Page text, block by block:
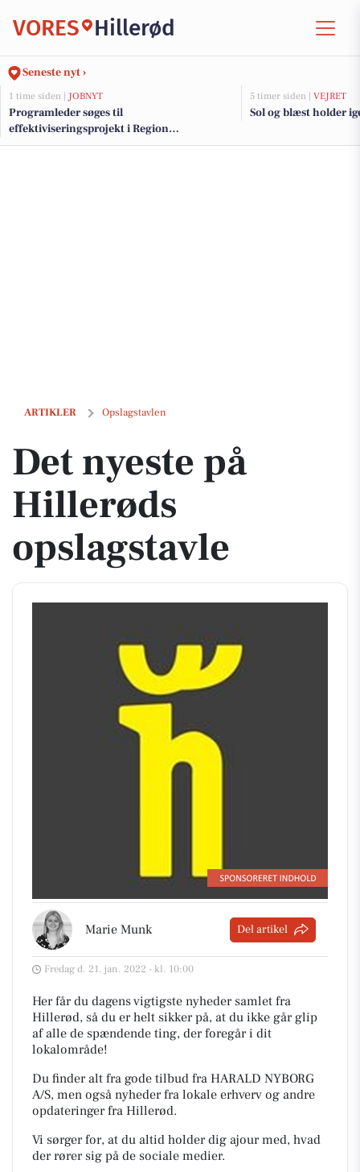
VORES Hillerød
Seneste nyt ›
1 time siden | JOBNYT
Programleder søges til
effektiviseringsprojekt i Region
Østdanmark
5 timer siden | VEJRET
Sol og blæst holder
ARTIKLER Opslagstavlen
Det nyeste på Hillerøds opslagstavle
Det nyeste på
Hillerøds
opslagstavle
Marie Munk Del artikel
Fredag d. 21. jan. 2022 - kl. 10:00
Her får du dagens vigtigste nyheder samlet fra
Hillerød, så du er helt sikker på, at du ikke går glip
af alle de spændende ting, der foregår i dit
lokalområde!
Du finder alt fra gode tilbud fra HARALD NYBORG
A/S, men også nyheder fra lokale erhverv og andre
opdateringer fra Hillerød.
Vi sørger for, at du altid holder dig ajour med, hvad
der rører sig på de sociale medier.